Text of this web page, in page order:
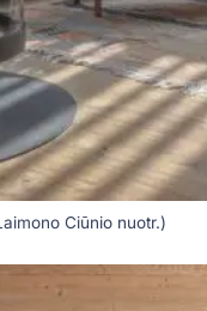
Ciūnio nuotr.)